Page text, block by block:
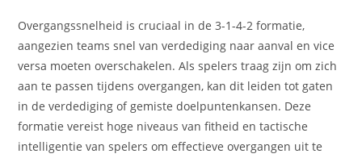
Overgangssnelheid is cruciaal in de 3-1-4-2 formatie,
aangezien teams snel van verdediging naar aanval en vice
versa moeten overschakelen. Als spelers traag zijn om zich
aan te passen tijdens overgangen, kan dit leiden tot gaten
in de verdediging of gemiste doelpuntenkansen. Deze
formatie vereist hoge niveaus van fitheid en tactische
intelligentie van spelers om effectieve overgangen uit te